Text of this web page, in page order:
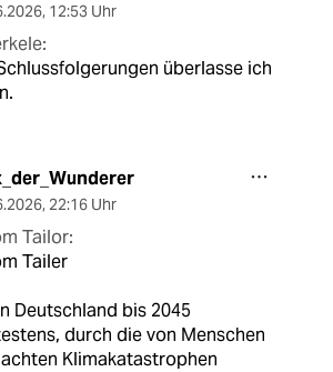
, 12:53 Uhr
überlasse ich
, 22:16 Uhr
Tailor:
Tailer
Deutschland bis 2045
durch die von Menschen
Klimakatastrophen